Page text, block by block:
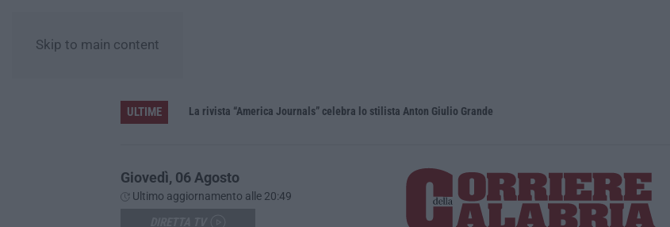
Skip to main content
ULTIME La rivista “America Journals” celebra lo stilista Anton Giulio Grande
Giovedì, 06 Agosto
Ultimo aggiornamento alle 20:49